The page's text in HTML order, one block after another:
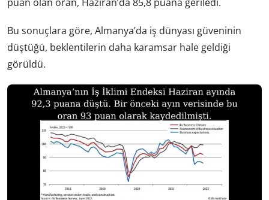
Bu sonuçlara göre, Almanya’da iş dünyası güveninin
düştüğü, beklentilerin daha karamsar hale geldiği
görüldü.